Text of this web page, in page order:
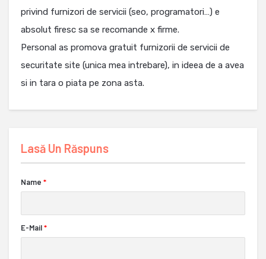
privind furnizori de servicii (seo, programatori…) e
absolut firesc sa se recomande x firme.
Personal as promova gratuit furnizorii de servicii de
securitate site (unica mea intrebare), in ideea de a avea
si in tara o piata pe zona asta.
Lasă Un Răspuns
Name *
E-Mail*